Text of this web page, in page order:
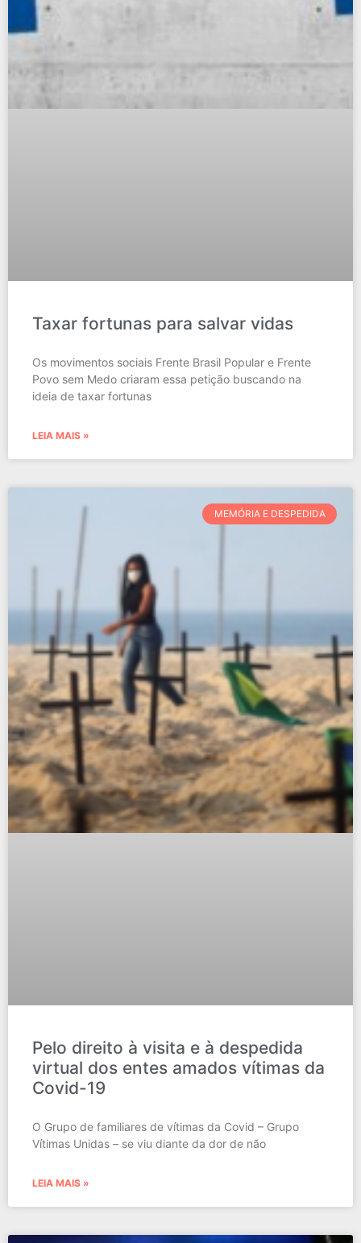
Taxar fortunas para salvar vidas
Os movimentos sociais Frente Brasil Popular e Frente
Povo sem Medo criaram essa petição buscando na
ideia de taxar fortunas
LEIA MAIS »
MEMÓRIA E DESPEDIDA
Pelo direito à visita e à despedida
virtual dos entes amados vítimas da
Covid-19
O Grupo de familiares de vítimas da Covid – Grupo
Vítimas Unidas – se viu diante da dor de não
LEIA MAIS »